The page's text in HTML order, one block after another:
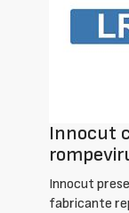
Innocut
Innocut
fabricante